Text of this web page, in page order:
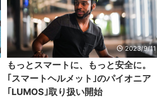
2023/9/11
もっとスマートに、もっと安全に。
｢スマートヘルメット｣のパイオニア
｢LUMOS｣取り扱い開始